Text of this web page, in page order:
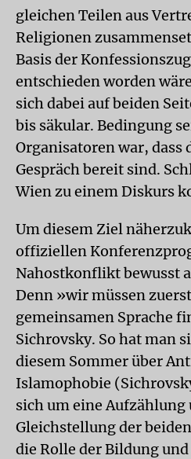
gleichen Teilen aus
Religionen
Basis der
entschieden worden
sich dabei auf beiden
bis säkular. Bedingung
Organisatoren war, dass
Gespräch bereit sind.
Wien zu einem Diskurs
Um diesem Ziel
offiziellen
Nahostkonflikt bewusst
Denn »wir müssen
gemeinsamen Sprache
Sichrovsky. So hat man
diesem Sommer über
Islamophobie
sich um eine
Gleichstellung der
die Rolle der Bildung